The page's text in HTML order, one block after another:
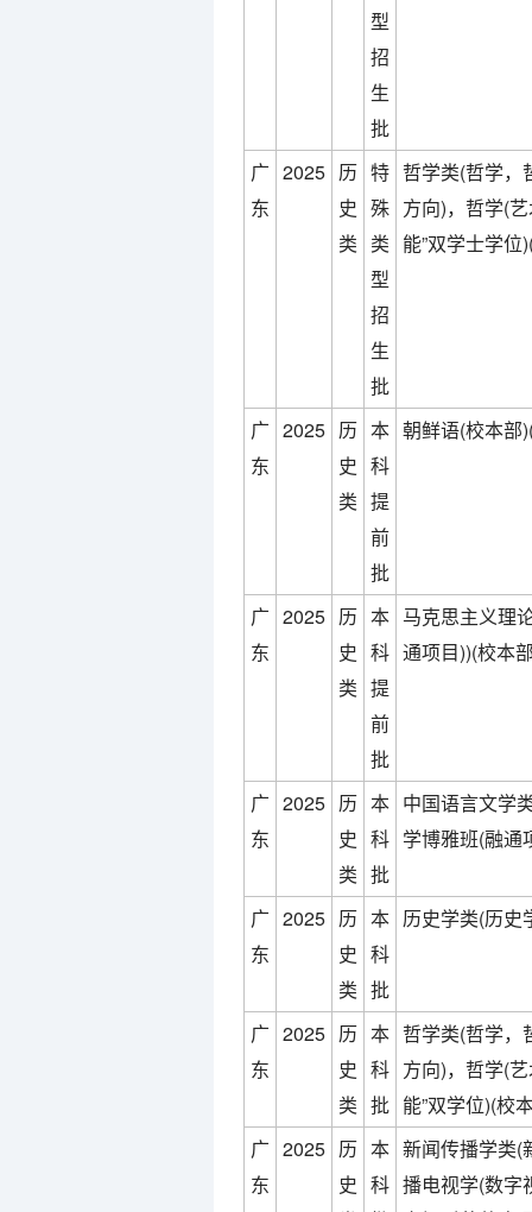
型
招
生
批
广
东
2025 历
史
类
特
殊
类
型
招
生
批
哲学类(哲学，
方向)，哲学(
能”双学士学
广
东
2025 历
史
类
本
科
提
前
批
朝鲜语(校本部
广
东
2025 历
史
类
本
科
提
前
批
马克思主义理
通项目))(校本
广
东
2025 历
史
类
本
科
批
中国语言文学
学博雅班(融通
广
东
2025 历
史
类
本
科
批
历史学类(历史
广
东
2025 历
史
类
本
科
批
哲学类(哲学，
方向)，哲学(
能”双学位)(校
广
东
2025 历
史
本
科
新闻传播学类(
播电视学(数字